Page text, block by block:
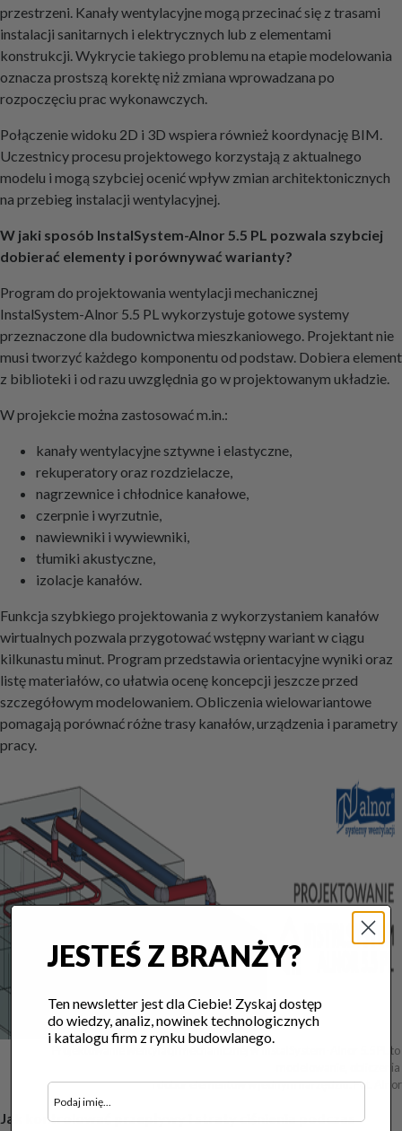
przestrzeni. Kanały wentylacyjne mogą przecinać się z trasami
instalacji sanitarnych i elektrycznych lub z elementami
konstrukcji. Wykrycie takiego problemu na etapie modelowania
oznacza prostszą korektę niż zmiana wprowadzana po
rozpoczęciu prac wykonawczych.
Połączenie widoku 2D i 3D wspiera również koordynację BIM.
Uczestnicy procesu projektowego korzystają z aktualnego
modelu i mogą szybciej ocenić wpływ zmian architektonicznych
na przebieg instalacji wentylacyjnej.
W jaki sposób InstalSystem-Alnor 5.5 PL pozwala szybciej
dobierać elementy i porównywać warianty?
Program do projektowania wentylacji mechanicznej
InstalSystem-Alnor 5.5 PL wykorzystuje gotowe systemy
przeznaczone dla budownictwa mieszkaniowego. Projektant nie
musi tworzyć każdego komponentu od podstaw. Dobiera element
z biblioteki i od razu uwzględnia go w projektowanym układzie.
W projekcie można zastosować m.in.:
kanały wentylacyjne sztywne i elastyczne,
rekuperatory oraz rozdzielacze,
nagrzewnice i chłodnice kanałowe,
czerpnie i wyrzutnie,
nawiewniki i wywiewniki,
tłumiki akustyczne,
izolacje kanałów.
Funkcja szybkiego projektowania z wykorzystaniem kanałów
wirtualnych pozwala przygotować wstępny wariant w ciągu
kilkunastu minut. Program przedstawia orientacyjne wyniki oraz
listę materiałów, co ułatwia ocenę koncepcji jeszcze przed
szczegółowym modelowaniem. Obliczenia wielowariantowe
pomagają porównać różne trasy kanałów, urządzenia i parametry
pracy.
Projektowanie wentylacji mechanicznej w InstalSystem-Alnor 5.5 PL to
modelowanie, obliczenia
i dobór elementów w jednym narzędziu. Fot. Alnor
Jak kontrolować przepływy i straty ciśnienia podczas
JESTEŚ Z BRANŻY?
Ten newsletter jest dla Ciebie! Zyskaj dostęp
do wiedzy, analiz, nowinek technologicznych
i katalogu firm z rynku budowlanego.